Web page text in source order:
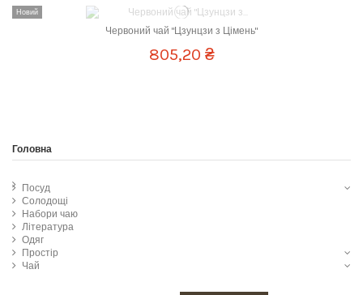
Новий
весна 2026
добірний
червоний
Червоний чай "Цзунцзи з Цімень"
805,20 ₴
Головна
Посуд
Солодощі
Набори чаю
Література
Одяг
Простір
Чай